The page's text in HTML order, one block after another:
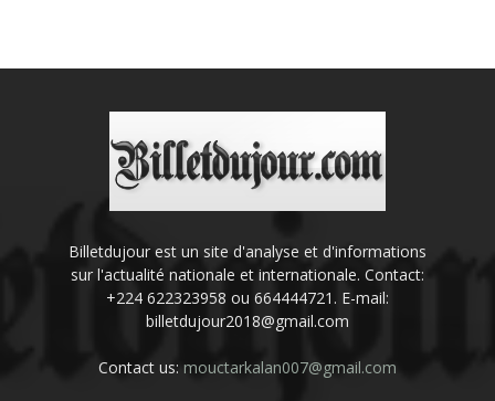
Billetdujour est un site d'analyse et d'informations
sur l'actualité nationale et internationale. Contact:
+224 622323958 ou 664444721. E-mail:
billetdujour2018@gmail.com
Contact us: mouctarkalan007@gmail.com